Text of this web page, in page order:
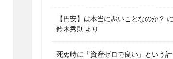
【円安】は本当に悪いことなのか？ に
鈴木秀則 より
死ぬ時に「資産ゼロで良い」という計